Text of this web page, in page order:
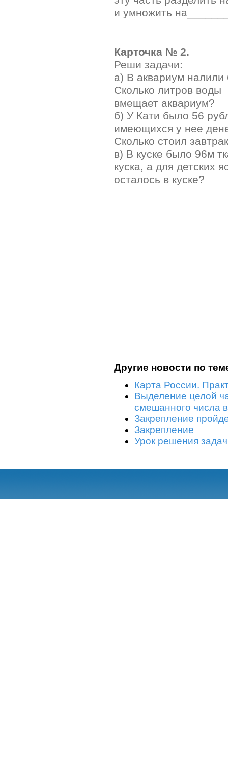
и умножить
Карточка № 2.
Реши задачи:
а) В аквариум
Сколько литров воды
вмещает аквариум?
б) У Кати было 56
имеющихся у нее
Сколько стоил
в) В куске было 96м
куска, а для детских
осталось в куске?
Другие новости по
Карта России.
Выделение целой
смешанного числа
Закрепление
Закрепление
Урок решения